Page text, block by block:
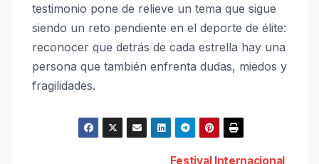
testimonio pone de relieve un tema que sigue
siendo un reto pendiente en el deporte de élite:
reconocer que detrás de cada estrella hay una
persona que también enfrenta dudas, miedos y
fragilidades.
Festival Internacional